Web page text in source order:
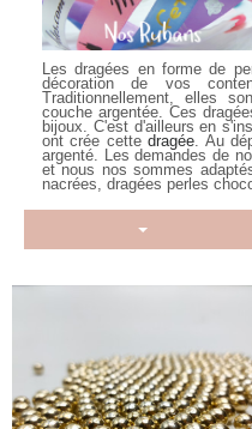
Lesdragées en forme de
décoration de vos
Traditionnellement, elles
couche argentée. Ces
bijoux. C'est d'ailleurs en
ont crée cettedragée. Au
argenté. Les demandes de
et nous nos sommes
nacrées, dragées perles